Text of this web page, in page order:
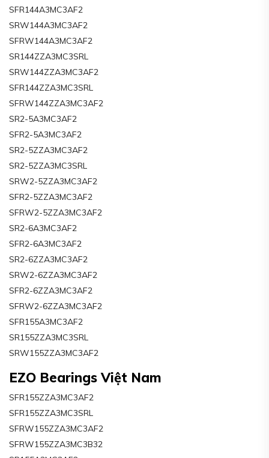
SFR144A3MC3AF2
SRW144A3MC3AF2
SFRW144A3MC3AF2
SR144ZZA3MC3SRL
SRW144ZZA3MC3AF2
SFR144ZZA3MC3SRL
SFRW144ZZA3MC3AF2
SR2-5A3MC3AF2
SFR2-5A3MC3AF2
SR2-5ZZA3MC3AF2
SR2-5ZZA3MC3SRL
SRW2-5ZZA3MC3AF2
SFR2-5ZZA3MC3AF2
SFRW2-5ZZA3MC3AF2
SR2-6A3MC3AF2
SFR2-6A3MC3AF2
SR2-6ZZA3MC3AF2
SRW2-6ZZA3MC3AF2
SFR2-6ZZA3MC3AF2
SFRW2-6ZZA3MC3AF2
SFR155A3MC3AF2
SR155ZZA3MC3SRL
SRW155ZZA3MC3AF2
EZO Bearings Việt Nam
SFR155ZZA3MC3AF2
SFR155ZZA3MC3SRL
SFRW155ZZA3MC3AF2
SFRW155ZZA3MC3B32